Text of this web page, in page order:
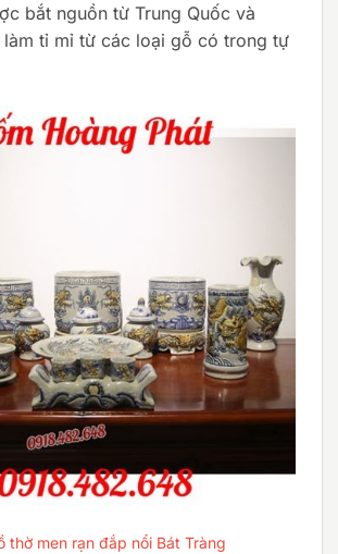
bắt nguồn từ Trung Quốc và
tỉ mỉ từ các loại gỗ có trong tự
thờ men rạn đắp nổi Bát Tràng